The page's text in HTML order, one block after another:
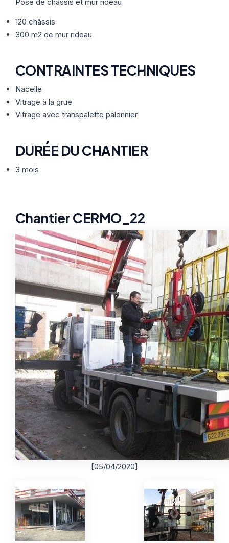
Nos Formules ACTUALITÉS
ETRE RAPPELÉ
120 châssis
300 m2 de mur rideau
CONTRAINTES TECHNIQUES
Nacelle
Vitrage à la grue
Vitrage avec transpalette palonnier
DURÉE DU CHANTIER
3 mois
Chantier CERMO_22
[05/04/2020]